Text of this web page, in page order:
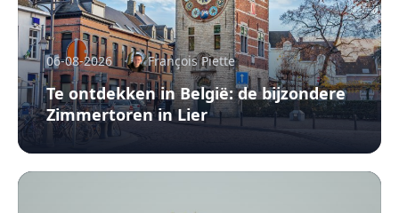
06-08-2026 François Piette
Te ontdekken in België: de bijzondere
Zimmertoren in Lier